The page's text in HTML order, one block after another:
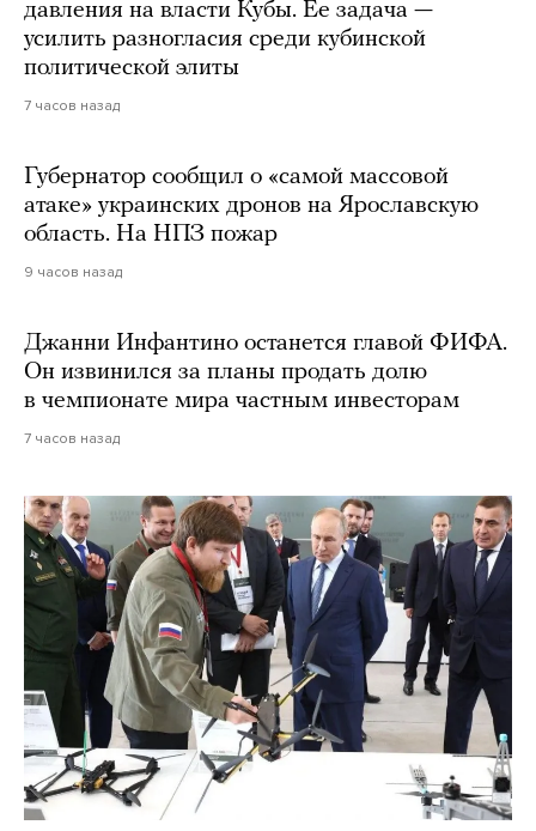
давления на власти Кубы. Ее задача —
усилить разногласия среди кубинской
политической элиты
7 часов назад
Губернатор сообщил о «самой массовой
атаке» украинских дронов на Ярославскую
область. На НПЗ пожар
9 часов назад
Джанни Инфантино останется главой ФИФА.
Он извинился за планы продать долю
в чемпионате мира частным инвесторам
7 часов назад